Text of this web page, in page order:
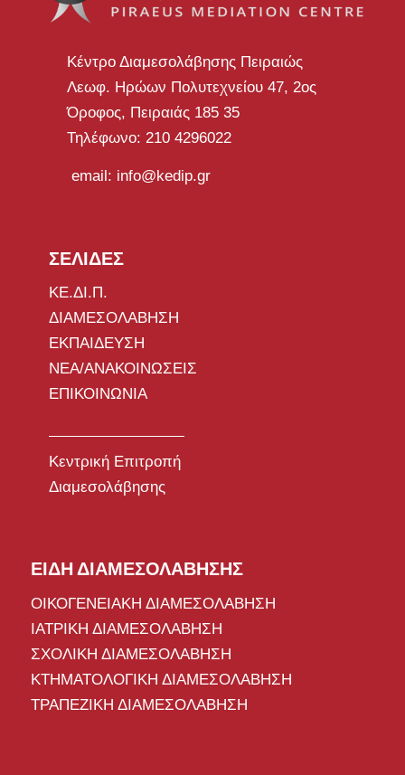
Κέντρο Διαμεσολάβησης Πειραιώς
Λεωφ. Ηρώων Πολυτεχνείου 47, 2ος
Όροφος, Πειραιάς 185 35
Τηλέφωνο: 210 4296022
email: info@kedip.gr
ΣΕΛΙΔΕΣ
ΚΕ.ΔΙ.Π.
ΔΙΑΜΕΣΟΛΑΒΗΣΗ
ΕΚΠΑΙΔΕΥΣΗ
ΝΕΑ/ΑΝΑΚΟΙΝΩΣΕΙΣ
ΕΠΙΚΟΙΝΩΝΙΑ
Κεντρική Επιτροπή
Διαμεσολάβησης
ΕΙΔΗ ΔΙΑΜΕΣΟΛΑΒΗΣΗΣ
ΟΙΚΟΓΕΝΕΙΑΚΗ ΔΙΑΜΕΣΟΛΑΒΗΣΗ
ΙΑΤΡΙΚΗ ΔΙΑΜΕΣΟΛΑΒΗΣΗ
ΣΧΟΛΙΚΗ ΔΙΑΜΕΣΟΛΑΒΗΣΗ
ΚΤΗΜΑΤΟΛΟΓΙΚΗ ΔΙΑΜΕΣΟΛΑΒΗΣΗ
ΤΡΑΠΕΖΙΚΗ ΔΙΑΜΕΣΟΛΑΒΗΣΗ